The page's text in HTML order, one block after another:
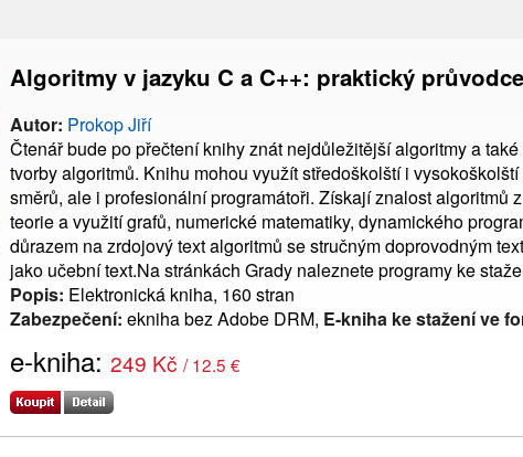
Algoritmy v jazyku C a C++: praktický průvodce
Autor: Prokop Jiří
Čtenář bude po přečtení knihy znát nejdůležitější algoritmy a
tvorby algoritmů. Knihu mohou využít středoškolští i
směrů, ale i profesionální programátoři. Získají znalost
teorie a využití grafů, numerické matematiky, dynamického
důrazem na zrdojový text algoritmů se stručným doprovodným
jako učební text.Na stránkách Grady naleznete programy ke
Popis: Elektronická kniha, 160 stran
Zabezpečení: ekniha bez Adobe DRM, E-kniha ke stažení ve
e-kniha: 249 Kč / 12.5 €